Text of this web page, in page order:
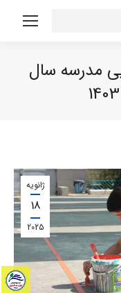
مدرسه سال
ژانویه
18
2025